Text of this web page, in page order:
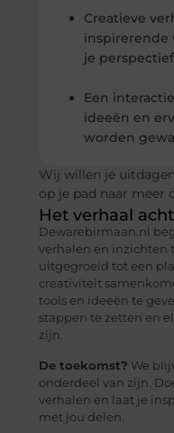
Creatieve
inspirerende
je
Een
ideeën en
worden
Wij willen je
op je pad naar meer
Het verhaal
Dewarebirmaan.nl
verhalen en inzichten
uitgegroeid tot een
creativiteit
tools en ideeën te
stappen te zetten en
zijn.
De toekomst? We
onderdeel van zijn.
verhalen en laat je
met jou delen.